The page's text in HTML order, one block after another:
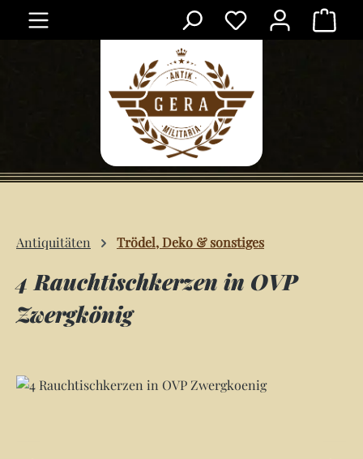
Zum Hauptinhalt springen
Antiquitäten Trödel, Deko & sonstiges
4 Rauchtischkerzen in OVP
Zwergkönig
Bildergalerie überspringen